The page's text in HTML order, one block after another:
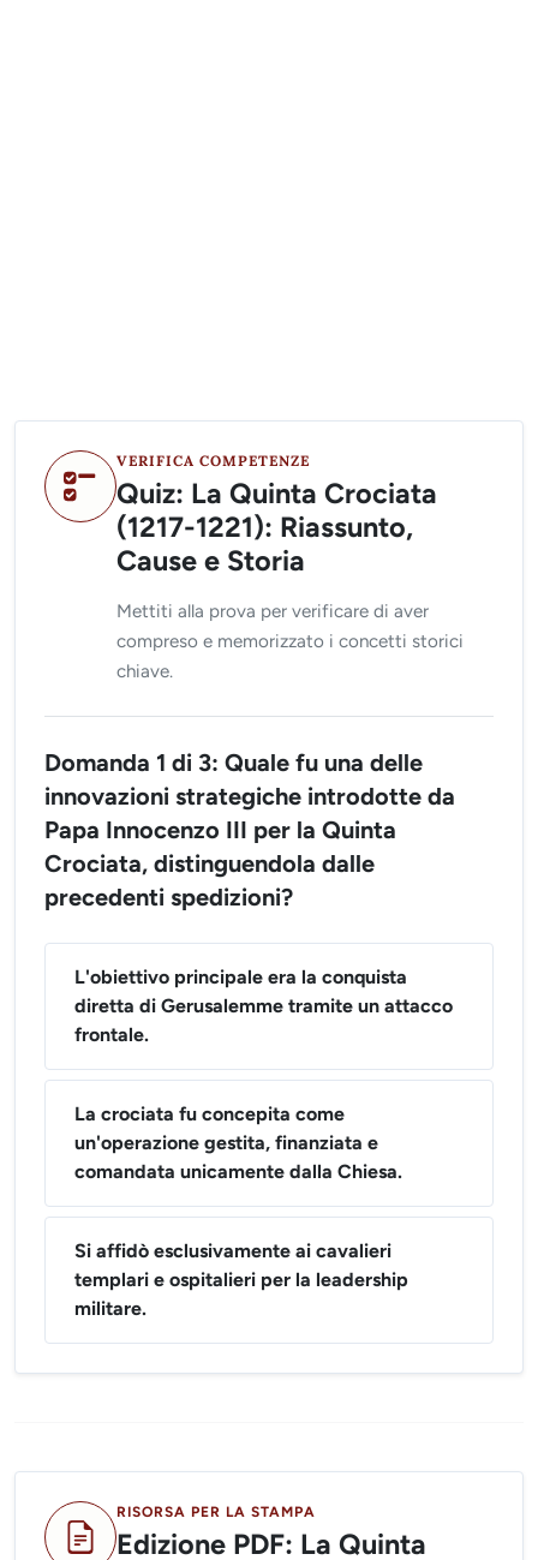
VERIFICA COMPETENZE
Quiz: La Quinta Crociata
(1217-1221): Riassunto,
Cause e Storia
Mettiti alla prova per verificare di aver
compreso e memorizzato i concetti storici
chiave.
Domanda 1 di 3: Quale fu una delle
innovazioni strategiche introdotte da
Papa Innocenzo III per la Quinta
Crociata, distinguendola dalle
precedenti spedizioni?
L'obiettivo principale era la conquista
diretta di Gerusalemme tramite un attacco
frontale.
La crociata fu concepita come
un'operazione gestita, finanziata e
comandata unicamente dalla Chiesa.
Si affidò esclusivamente ai cavalieri
templari e ospitalieri per la leadership
militare.
RISORSA PER LA STAMPA
Edizione PDF: La Quinta